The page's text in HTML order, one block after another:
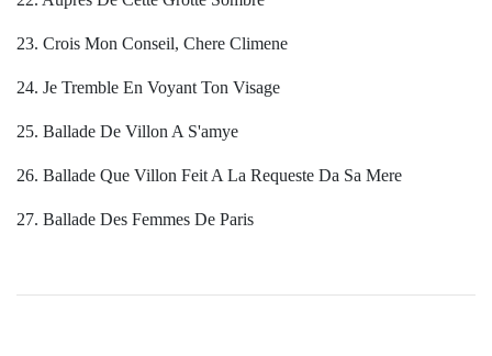
23. Crois Mon Conseil, Chere Climene
24. Je Tremble En Voyant Ton Visage
25. Ballade De Villon A S'amye
26. Ballade Que Villon Feit A La Requeste Da Sa Mere
27. Ballade Des Femmes De Paris